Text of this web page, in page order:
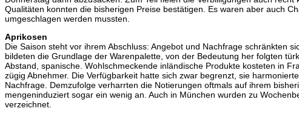
Qualitäten konnten die bisherigen Preise bestätigen. Es waren aber auch
umgeschlagen werden mussten.
Aprikosen
Die Saison steht vor ihrem Abschluss: Angebot und Nachfrage schränkten
bildeten die Grundlage der Warenpalette, von der Bedeutung her folgten
Abstand, spanische. Wohlschmeckende inländische Produkte kosteten in
zügig Abnehmer. Die Verfügbarkeit hatte sich zwar begrenzt, sie
Nachfrage. Demzufolge verharrten die Notierungen oftmals auf ihrem
mengeninduziert sogar ein wenig an. Auch in München wurden zu
verzeichnet.